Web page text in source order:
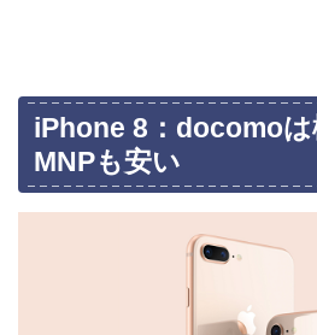
iPhone 8：docomoは
MNPも安い